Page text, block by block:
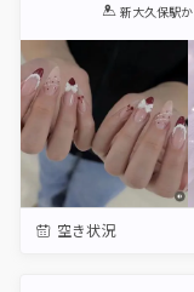
1 2 3 4 5
新大久保駅
空き状況